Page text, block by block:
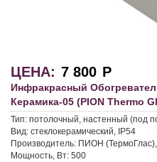
ЦЕНА: 7 800 Р
Инфракрасный
Керамика-05 (PION Thermo
Тип: потолочный, настенный (под
Вид: стеклокерамический, IP54
Производитель: ПИОН (ТермоГлас),
Мощность, Вт: 500